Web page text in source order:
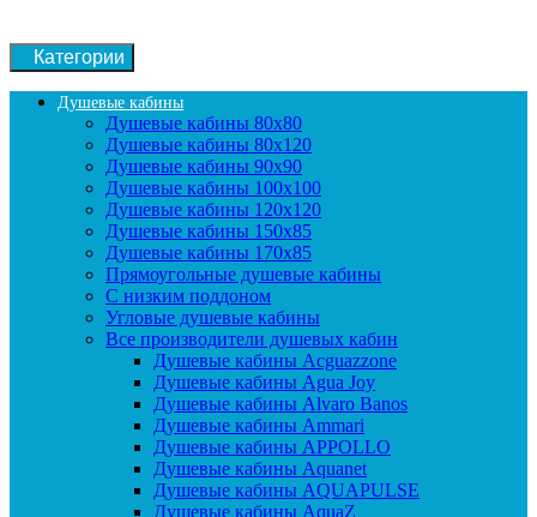
Категории
Душевые кабины
Душевые кабины 80x80
Душевые кабины 80x120
Душевые кабины 90х90
Душевые кабины 100x100
Душевые кабины 120x120
Душевые кабины 150x85
Душевые кабины 170x85
Прямоугольные душевые кабины
С низким поддоном
Угловые душевые кабины
Все производители душевых кабин
Душевые кабины Acguazzone
Душевые кабины Agua Joy
Душевые кабины Alvaro Banos
Душевые кабины Ammari
Душевые кабины APPOLLO
Душевые кабины Aquanet
Душевые кабины AQUAPULSE
Душевые кабины AquaZ